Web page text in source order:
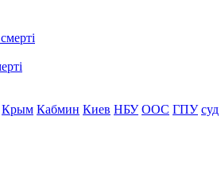
Крым Кабмин Киев НБУ ООС ГПУ суд